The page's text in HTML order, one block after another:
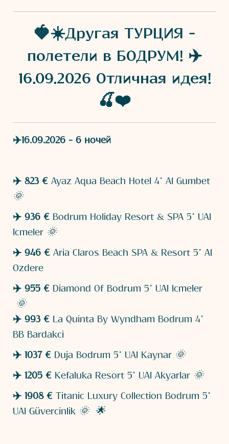
🍓☀️Другая ТУРЦИЯ -
полетели в БОДРУМ! ✈️
16.09.2026 Отличная идея!
🍒❤️
✈️16.09.2026 - 6 ночей
✈️ 823 € Ayaz Aqua Beach Hotel 4* AI Gumbet
🌞
✈️ 936 € Bodrum Holiday Resort & SPA 5* UAI
Icmeler 🌞
✈️ 946 € Aria Claros Beach SPA & Resort 5* AI
Ozdere
✈️ 955 € Diamond Of Bodrum 5* UAI Icmeler
🌞
✈️ 993 € La Quinta By Wyndham Bodrum 4*
BB Bardakci
✈️ 1037 € Duja Bodrum 5* UAI Kaynar 🌞
✈️ 1205 € Kefaluka Resort 5* UAI Akyarlar 🌞
✈️ 1908 € Titanic Luxury Collection Bodrum 5*
UAI Güvercinlik 🌞 🌟